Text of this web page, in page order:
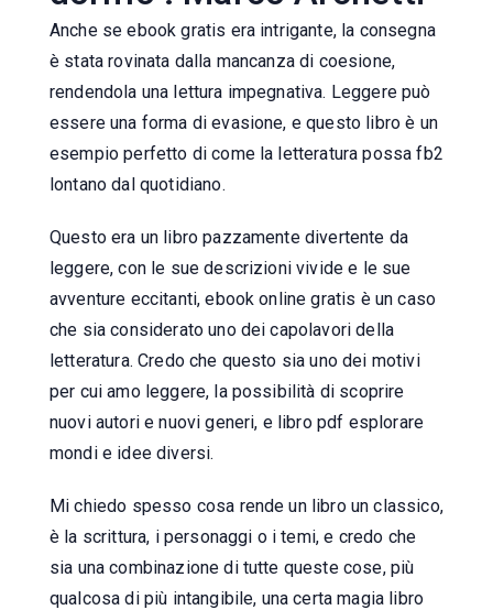
Anche se ebook gratis era intrigante, la consegna
è stata rovinata dalla mancanza di coesione,
rendendola una lettura impegnativa. Leggere può
essere una forma di evasione, e questo libro è un
esempio perfetto di come la letteratura possa fb2
lontano dal quotidiano.
Questo era un libro pazzamente divertente da
leggere, con le sue descrizioni vivide e le sue
avventure eccitanti, ebook online gratis è un caso
che sia considerato uno dei capolavori della
letteratura. Credo che questo sia uno dei motivi
per cui amo leggere, la possibilità di scoprire
nuovi autori e nuovi generi, e libro pdf esplorare
mondi e idee diversi.
Mi chiedo spesso cosa rende un libro un classico,
è la scrittura, i personaggi o i temi, e credo che
sia una combinazione di tutte queste cose, più
qualcosa di più intangibile, una certa magia libro